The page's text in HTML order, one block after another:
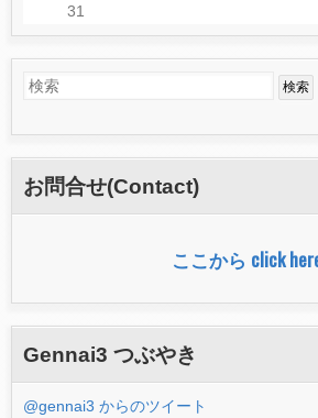
31
索
フ
ォ
検
お問合せ(Contact)
ここから click
Gennai3 つぶやき
@gennai3 からのツイート